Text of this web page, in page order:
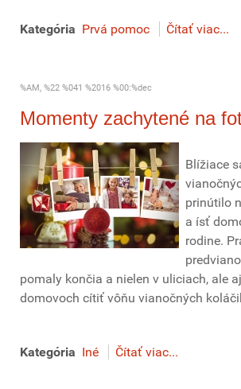
Kategória Prvá pomoc Čítať viac...
%AM, %22 %041 %2016 %00:%dec
Momenty zachytené na
Blížiace
prinútilo
a ísť
rodine.
pomaly končia a nielen v uliciach, ale
domovoch cítiť vôňu vianočných
Kategória Iné Čítať viac...